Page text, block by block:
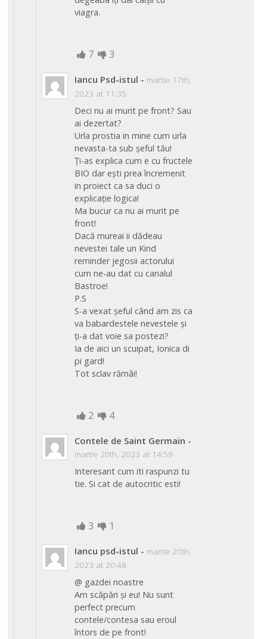
viagra.
7 3
Iancu Psd-istul - martie 17th,
2023 at 11:35
Deci nu ai murit pe front? Sau
ai dezertat?
Urla prostia in mine cum urla
nevasta-ta sub șeful tău!
Ți-as explica cum e cu fructele
BIO dar ești prea încremenit
in proiect ca sa duci o
explicație logica!
Ma bucur ca nu ai murit pe
front!
Dacă mureai ii dădeau
nevestei tale un Kind
reminder jegosii actorului
cum ne-au dat cu canalul
Bastroe!
P.S
S-a vexat șeful când am zis ca
va babardestele nevestele și
ți-a dat voie sa postezi?
Ia de aici un scuipat, Ionica di
pi gard!
Tot sclav rămâi!
2 4
Contele de Saint Germain -
martie 20th, 2023 at 14:59
Interesant cum iti raspunzi tu
tie. Si cat de autocritic esti!
3 1
Iancu psd-istul - martie 20th,
2023 at 20:48
@ gazdei noastre
Am scăpări și eu! Nu sunt
perfect precum
contele/contesa sau eroul
întors de pe front!